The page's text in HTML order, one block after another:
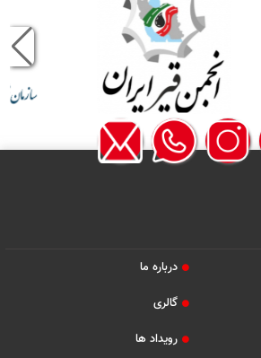
درباره ما
گالری
رویداد ها